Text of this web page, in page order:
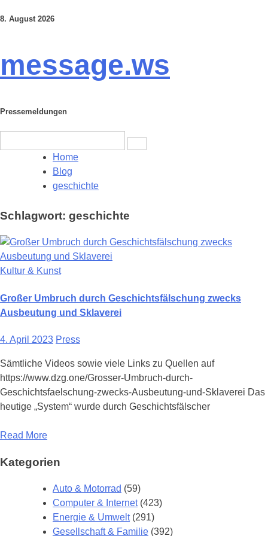
Skip
8. August 2026
message.ws
Pressemeldungen
for:
Home
Blog
geschichte
Schlagwort: geschichte
Kultur & Kunst
Großer Umbruch durch Geschichtsfälschung zwecks
Ausbeutung und Sklaverei
4. April 2023 Press
Sämtliche Videos sowie viele Links zu Quellen auf
https://www.dzg.one/Grosser-Umbruch-durch-
Geschichtsfaelschung-zwecks-Ausbeutung-und-Sklaverei Das
heutige „System“ wurde durch Geschichtsfälscher
Read More
Kategorien
Auto & Motorrad (59)
Computer & Internet(423)
Energie & Umwelt(291)
Gesellschaft & Familie (392)